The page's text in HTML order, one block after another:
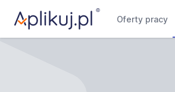
Oferty pracy